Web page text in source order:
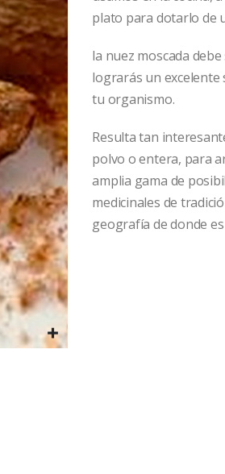
plato para dotarlo de
la nuez moscada
lograrás un
tu organismo.
Resulta tan
polvo o entera, para
amplia gama de
medicinales de
geografía de donde